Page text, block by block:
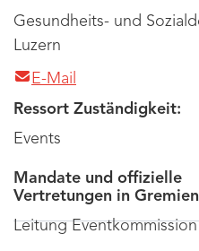
Gesundheits- und
Luzern
E-Mail
Ressort Zuständigkeit:
Events
Mandate und offizielle
Vertretungen in
Leitung Eventkommission